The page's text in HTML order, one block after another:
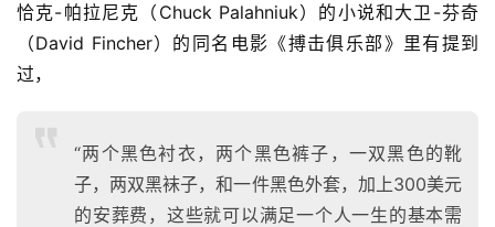
恰克-帕拉尼克（Chuck Palahniuk）的小说和大卫-芬奇
（David Fincher）的同名电影《搏击俱乐部》里有提到
过，
“两个黑色衬衣，两个黑色裤子，一双黑色的靴
子，两双黑袜子，和一件黑色外套，加上300美元
的安葬费，这些就可以满足一个人一生的基本需